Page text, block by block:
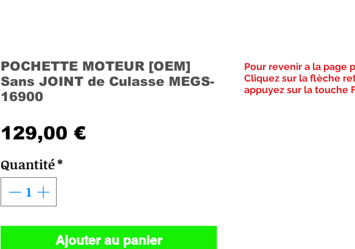
POCHETTE MOTEUR [OEM]
Sans JOINT de Culasse MEGS-
16900
129,00 €Prix
Quantité*
Ajouter au panier
Pour revenir a la page
Cliquez sur la flèche
appuyez sur la touche